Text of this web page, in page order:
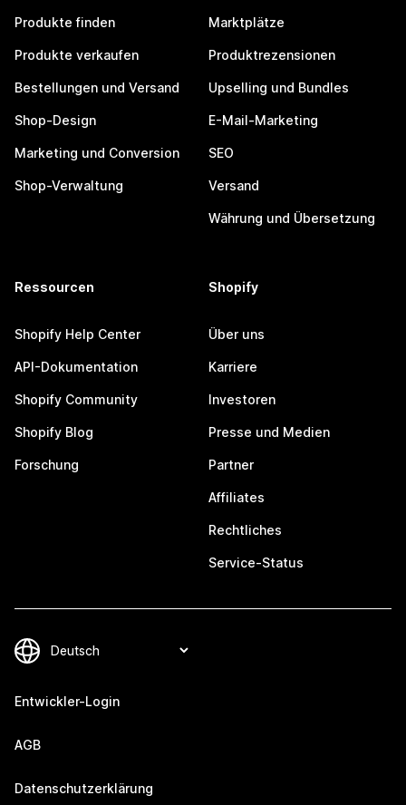
Produkte finden
Produkte verkaufen
Bestellungen und Versand
Shop-Design
Marketing und Conversion
Shop-Verwaltung
Marktplätze
Produktrezensionen
Upselling und Bundles
E-Mail-Marketing
SEO
Versand
Währung und Übersetzung
Ressourcen
Shopify Help Center
API-Dokumentation
Shopify Community
Shopify Blog
Forschung
Shopify
Über uns
Karriere
Investoren
Presse und Medien
Partner
Affiliates
Rechtliches
Service-Status
Entwickler-Login
AGB
Datenschutzerklärung